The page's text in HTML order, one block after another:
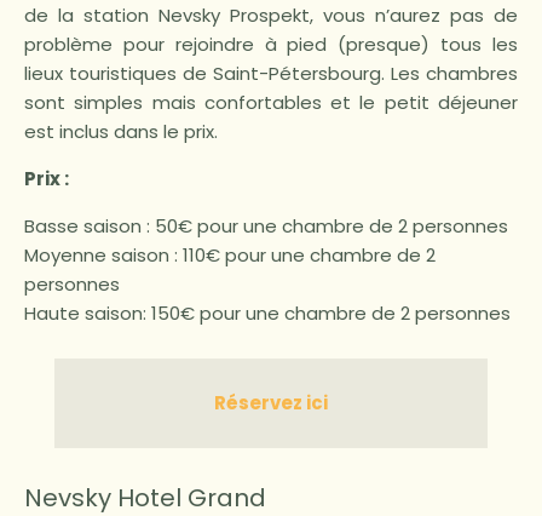
de la station Nevsky Prospekt, vous n’aurez pas de
problème pour rejoindre à pied (presque) tous les
lieux touristiques de Saint-Pétersbourg. Les chambres
sont simples mais confortables et le petit déjeuner
est inclus dans le prix.
Prix :
Basse saison : 50€ pour une chambre de 2 personnes
Moyenne saison : 110€ pour une chambre de 2
personnes
Haute saison: 150€ pour une chambre de 2 personnes
Réservez ici
Nevsky Hotel Grand